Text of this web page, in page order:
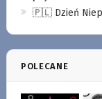
🇵🇱 Dzień
POLECANE